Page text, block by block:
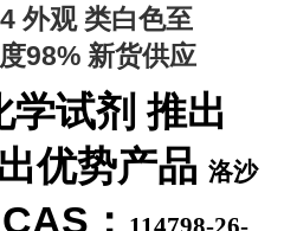
外观 类白色至
98% 新货供应
学试剂推出
优势产品 洛沙
：